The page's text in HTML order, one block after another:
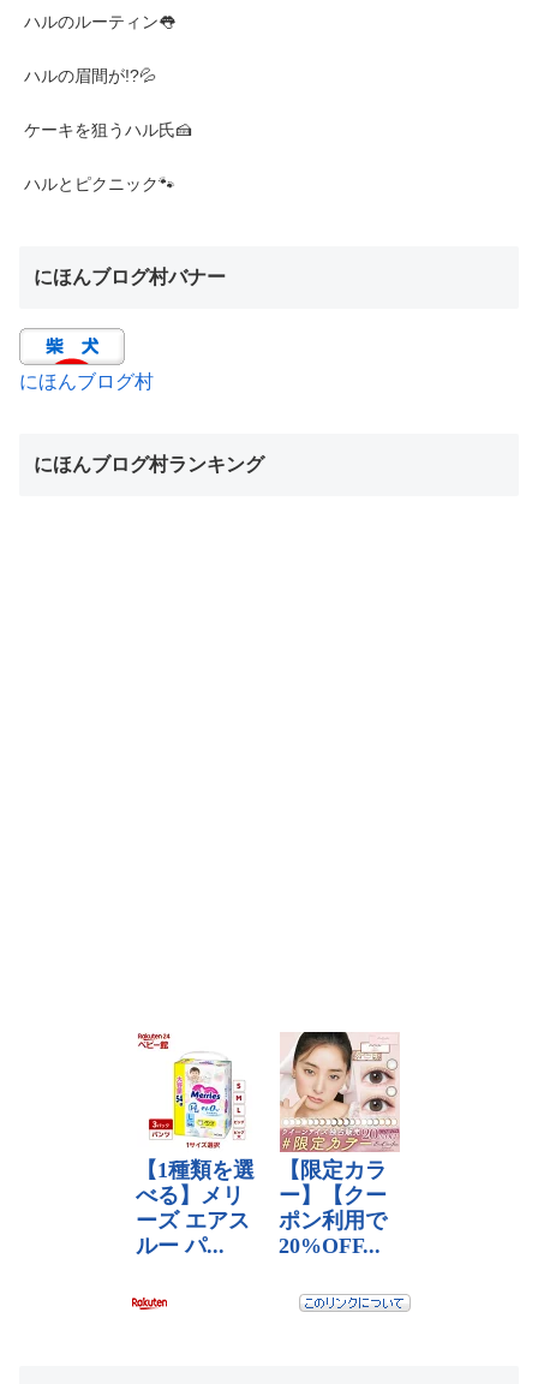
ハルのルーティン👅
ハルの眉間が!?💦
ケーキを狙うハル氏🍰
ハルとピクニック🐾
にほんブログ村バナー
にほんブログ村
にほんブログ村ランキング